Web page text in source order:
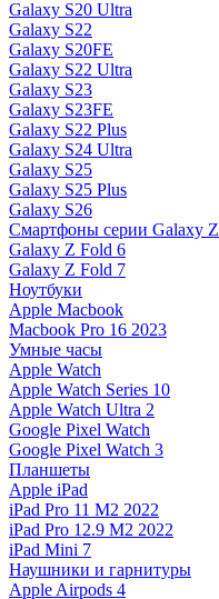
Galaxy S20 Ultra
Galaxy S22
Galaxy S20FE
Galaxy S22 Ultra
Galaxy S23
Galaxy S23FE
Galaxy S22 Plus
Galaxy S24 Ultra
Galaxy S25
Galaxy S25 Plus
Galaxy S26
Смартфоны серии Galaxy Z
Galaxy Z Fold 6
Galaxy Z Fold 7
Ноутбуки
Apple Macbook
Macbook Pro 16 2023
Умные часы
Apple Watch
Apple Watch Series 10
Apple Watch Ultra 2
Google Pixel Watch
Google Pixel Watch 3
Планшеты
Apple iPad
iPad Pro 11 M2 2022
iPad Pro 12.9 M2 2022
iPad Mini 7
Наушники и гарнитуры
Apple Airpods 4